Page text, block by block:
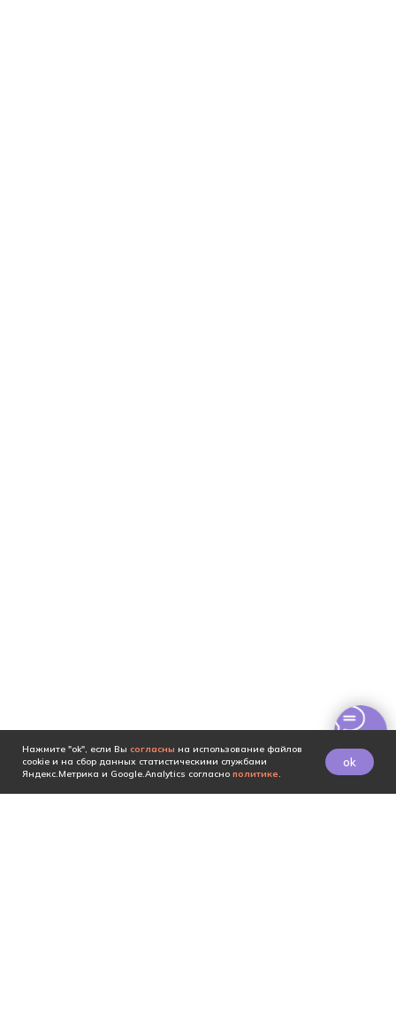
Нажмите "ok", если Вы согласны на использование файлов
cookie и на сбор данных статистическими службами
Яндекс.Метрика и Google.Analytics согласно политике.
ok